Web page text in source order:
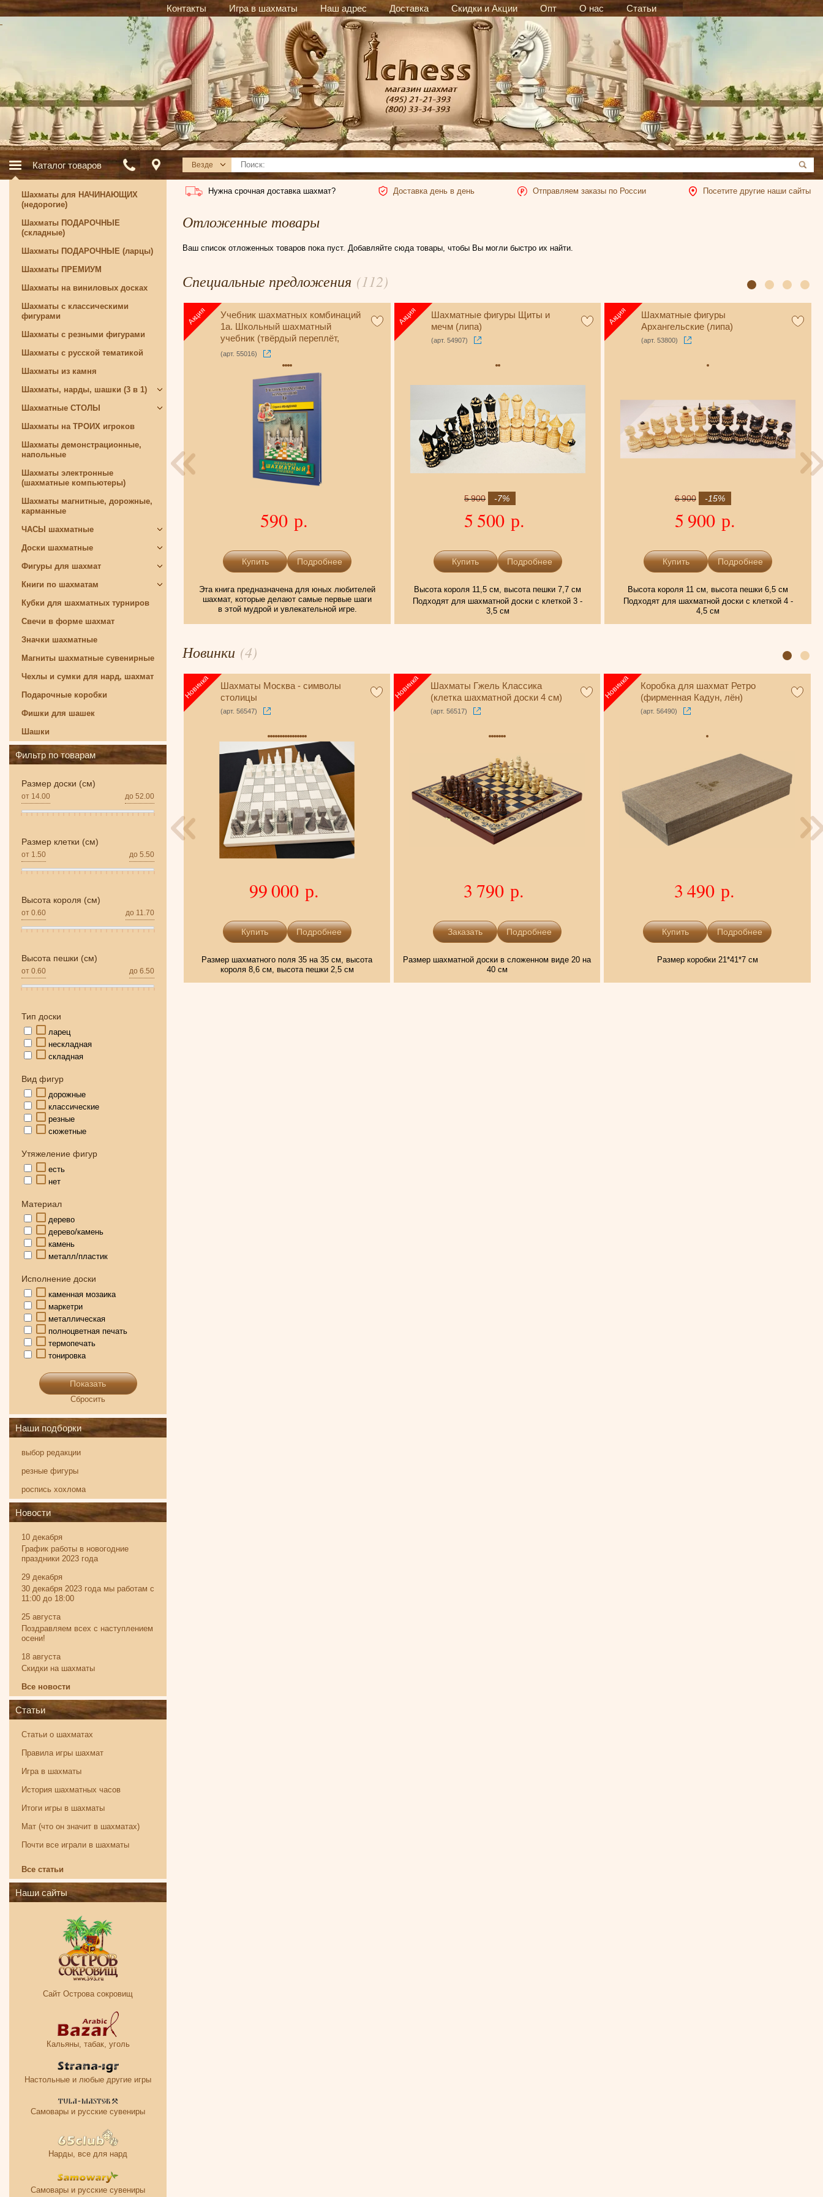
Контакты Игра в шахматы Наш адрес Доставка Скидки и Акции Опт О нас Статьи
Каталог товаров Везде
Нужна срочная доставка шахмат? Доставка день в день Отправляем заказы по России Посетите другие наши сайты
Отложенные товары
Ваш список отложенных товаров пока пуст. Добавляйте сюда товары, чтобы Вы могли быстро их найти.
Специальные предложения (112)
Смотреть больше
Учебник шахматных комбинаций
1a. Школьный шахматный
учебник (твёрдый переплёт,
Иващенко)
(арт. 55016)
590 р.
Подробнее
Эта книга предназначена для юных любителей
шахмат, которые делают самые первые шаги
в этой мудрой и увлекательной игре.
Шахматные фигуры Щиты и
мечм (липа)
(арт. 54907)
5 900 -7%
5 500 р.
Подробнее
Высота короля 11,5 см, высота пешки 7,7 см
Подходят для шахматной доски с клеткой 3 -
3,5 см
Шахматные фигуры
Архангельские (липа)
(арт. 53800)
6 900 -15%
5 900 р.
Подробнее
Высота короля 11 см, высота пешки 6,5 см
Подходят для шахматной доски с клеткой 4 -
4,5 см
Новинки (4)
(арт. 6025)
11 450 -5%
10 990 р.
Подробнее
шахматной доски в сложенном виде 26 на
высота короля 11 см, высота пешки 5,5 см
Шахматы Москва - символы
столицы
(арт. 56547)
99 000 р.
Подробнее
Размер шахматного поля 35 на 35 см, высота
короля 8,6 см, высота пешки 2,5 см
Шахматы Гжель Классика
(клетка шахматной доски 4 см)
(арт. 56517)
3 790 р.
Подробнее
Размер шахматной доски в сложенном виде 20 на
40 см
Коробка для шахмат Ретро
(фирменная Кадун, лён)
(арт. 56490)
3 490 р.
Подробнее
Размер коробки 21*41*7 см
Шахматы для НАЧИНАЮЩИХ
(недорогие)
Шахматы ПОДАРОЧНЫЕ
(складные)
Шахматы ПОДАРОЧНЫЕ (ларцы)
Шахматы ПРЕМИУМ
Шахматы на виниловых досках
Шахматы с классическими
фигурами
Шахматы с резными фигурами
Шахматы с русской тематикой
Шахматы из камня
Шахматы, нарды, шашки (3 в 1)
Шахматные СТОЛЫ
Шахматы на ТРОИХ игроков
Шахматы демонстрационные,
напольные
Шахматы электронные
(шахматные компьютеры)
Шахматы магнитные, дорожные,
карманные
ЧАСЫ шахматные
Доски шахматные
Фигуры для шахмат
Книги по шахматам
Кубки для шахматных турниров
Свечи в форме шахмат
Значки шахматные
Магниты шахматные сувенирные
Чехлы и сумки для нард, шахмат
Подарочные коробки
Фишки для шашек
Шашки
Фильтр по товарам
Размер доски (см)
от 14.00 до 52.00
Размер клетки (см)
от 1.50 до 5.50
Высота короля (см)
от 0.60 до 11.70
Высота пешки (см)
от 0.60 до 6.50
Тип доски
ларец
нескладная
складная
Вид фигур
дорожные
классические
резные
сюжетные
Утяжеление фигур
есть
нет
Материал
дерево
дерево/камень
камень
металл/пластик
Исполнение доски
каменная мозаика
маркетри
металлическая
полноцветная печать
термопечать
тонировка
Показать
Сбросить
Наши подборки
выбор редакции
резные фигуры
роспись хохлома
Новости
10 декабря
График работы в новогодние
праздники 2023 года
29 декабря
30 декабря 2023 года мы работам с
11:00 до 18:00
25 августа
Поздравляем всех с наступлением
осени!
18 августа
Скидки на шахматы
Все новости
Статьи
Статьи о шахматах
Правила игры шахмат
Игра в шахматы
История шахматных часов
Итоги игры в шахматы
Мат (что он значит в шахматах)
Почти все играли в шахматы
Все статьи
Наши сайты
Сайт Острова сокровищ
Кальяны, табак, уголь
Настольные и любые другие игры
Самовары и русские сувениры
Нарды, все для нард
Самовары и русские сувениры